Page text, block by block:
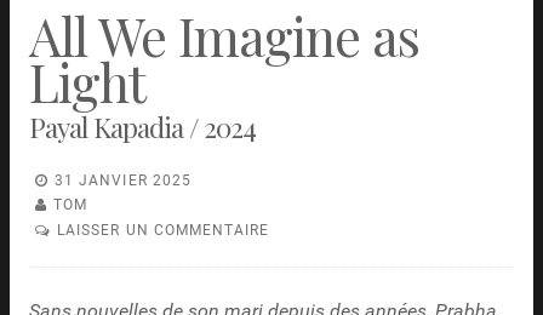
All We Imagine as
Light
Payal Kapadia / 2024
31 JANVIER 2025
TOM
LAISSER UN COMMENTAIRE
Sans nouvelles de son mari depuis des années, Prabha,